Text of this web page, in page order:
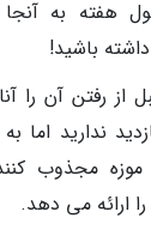
هفته به آنجا
باشید!
از رفتن آن را
ندارید اما
مجذوب
ارائه می دهد.